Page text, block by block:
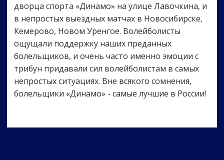
дворца спорта «Динамо» на улице Лавочкина, и
в непростых выездных матчах в Новосибирске,
Кемерово, Новом Уренгое. Волейболисты
ощущали поддержку наших преданных
болельщиков, и очень часто именно эмоции с
трибун придавали сил волейболистам в самых
непростых ситуациях. Вне всякого сомнения,
болельщики «Динамо» - самые лучшие в России!